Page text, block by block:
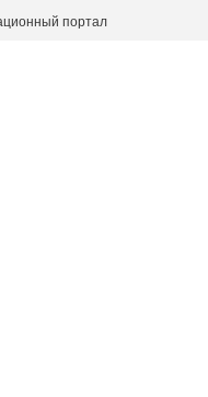
портал